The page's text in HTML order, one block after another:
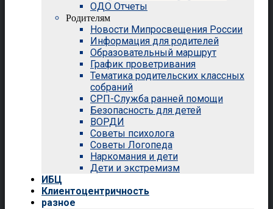
ОДО Отчеты
Родителям
Новости Мипросвещения России
Информация для родителей
Образовательный маршрут
График проветривания
Тематика родительских классных
собраний
СРП-Служба ранней помощи
Безопасность для детей
ВОРДИ
Советы психолога
Советы Логопеда
Наркомания и дети
Дети и экстремизм
ИБЦ
Клиентоцентричность
разное